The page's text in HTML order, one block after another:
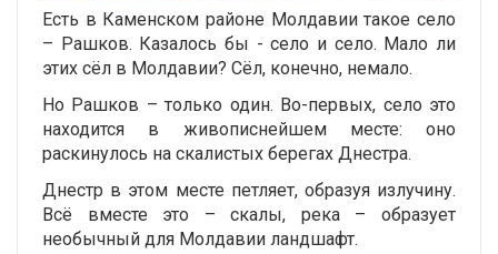
Есть в Каменском районе Молдавии такое село
– Рашков. Казалось бы - село и село. Мало ли
этих сёл в Молдавии? Сёл, конечно, немало.
Но Рашков – только один. Во-первых, село это
находится в живописнейшем месте: оно
раскинулось на скалистых берегах Днестра.
Днестр в этом месте петляет, образуя излучину.
Всё вместе это – скалы, река – образует
необычный для Молдавии ландшафт.